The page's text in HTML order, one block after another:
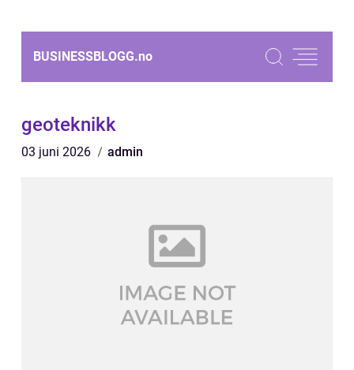
BUSINESSBLOGG.no
geoteknikk
03 juni 2026 admin